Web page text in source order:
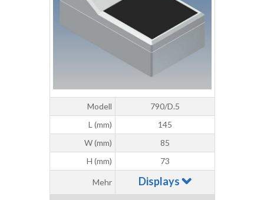
Modell
790/D.5
L (mm)
145
W (mm)
85
H (mm)
73
Mehr Displays